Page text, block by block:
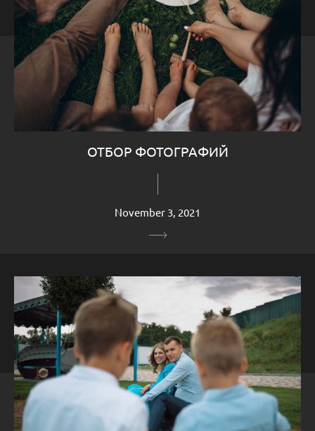
ОТБОР ФОТОГРАФИЙ
November 3, 2021